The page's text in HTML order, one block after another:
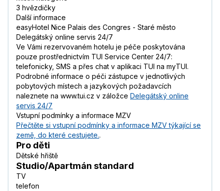
3 hvězdičky
Další informace
easyHotel Nice Palais des Congres - Staré město
Delegátský online servis 24/7
Ve Vámi rezervovaném hotelu je péče poskytována
pouze prostřednictvím TUI Service Center 24/7:
telefonicky, SMS a přes chat v aplikaci TUI na myTUI.
Podrobné informace o péči zástupce v jednotlivých
pobytových místech a jazykových požadavcích
naleznete na www.tui.cz v záložce Delegátský online
servis 24/7
Vstupní podmínky a informace MZV
Přečtěte si vstupní podmínky a informace MZV týkající se
země, do které cestujete..
Pro děti
Dětské hřiště
Studio/Apartmán standard
TV
telefon